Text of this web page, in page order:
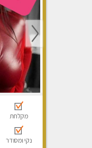
מקלחת
נקי ומסודר